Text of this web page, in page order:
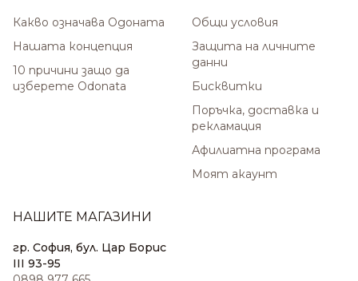
Какво означава Одоната
Нашата концепция
10 причини защо да
изберете Odonata
Общи условия
Защита на личните
данни
Бисквитки
Поръчка, доставка и
рекламация
Афилиатна програма
Моят акаунт
НАШИТЕ МАГАЗИНИ
гр. София, бул. Цар Борис
III 93-95